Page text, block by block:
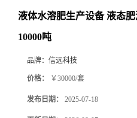
液体水溶肥生产设备 液态
10000吨
品牌： 信远科技
价格： ￥30000/套
发布日期： 2025-07-18